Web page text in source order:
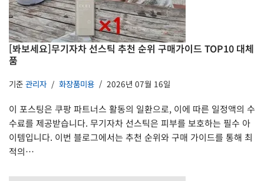
[봐보세요]무기자차 선스틱 추천 순위 구매가이드 TOP10 대체
품
기준 관리자 화장품미용 2026년 07월 16일
이 포스팅은 쿠팡 파트너스 활동의 일환으로, 이에 따른 일정액의 수
수료를 제공받습니다. 무기자차 선스틱은 피부를 보호하는 필수 아
이템입니다. 이번 블로그에서는 추천 순위와 구매 가이드를 통해 최
적의…